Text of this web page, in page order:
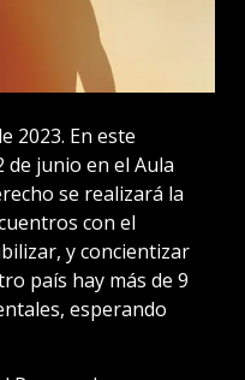
2023. En este
de junio en el Aula
se realizará la
con el
y concientizar
país hay más de 9
esperando